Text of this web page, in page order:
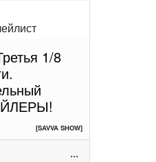
1/8
[SAVVA SHOW]
...